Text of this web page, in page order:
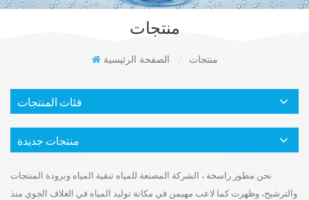
منتجات
الصفحة الرئيسية / منتجات
فئات المنتجات
منتجات جديدة
نحن مطور راسخة ، الشركة المصنعة للمياه تنقية المياه وبرودة المنتجات
والترشيح، وظهرت كما لاعب مهيمن في مكانة توليد المياه في الغلاف الجوي منذ